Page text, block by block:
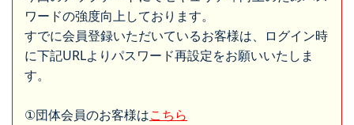
ワードの強度向上しております。
すでに会員登録いただいているお客様は、ログイン時
に下記URLよりパスワード再設定をお願いいたしま
す。
①団体会員のお客様はこちら